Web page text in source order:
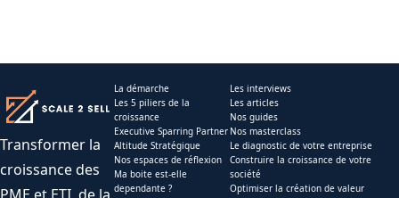
Transformer la
croissance des
La démarche
Les 5 piliers de la
croissance
Executive Sparring Partner
Altitude Stratégique
Nos espaces de réflexion
Ma boite est-elle
dependante ?
Les interviews
Les articles
Nos guides
Nos masterclass
Le diagnostic de votre entreprise
Construire la croissance de votre
société
Optimiser la création de valeur